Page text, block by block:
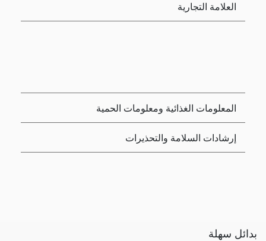
العلامة التجارية
المعلومات الغذائية ومعلومات الحمية
إرشادات السلامة والتحذيرات
بدائل سهلة